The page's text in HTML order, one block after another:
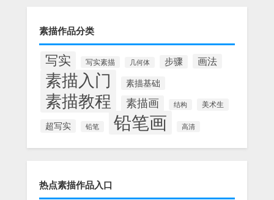
素描作品分类
写实 写实素描 几何体 步骤 画法
素描入门 素描基础
素描教程 素描画 结构 美术生
超写实 铅笔 铅笔画 高清
热点素描作品入口